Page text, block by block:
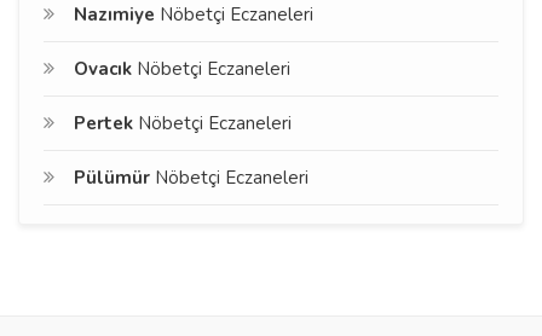
Nazımiye Nöbetçi Eczaneleri
Ovacık Nöbetçi Eczaneleri
Pertek Nöbetçi Eczaneleri
Pülümür Nöbetçi Eczaneleri